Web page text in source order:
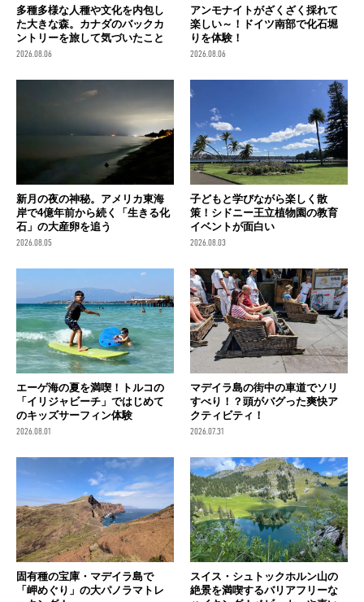
多種多様な人種や文化を内包し
た大きな森。カナダのバックカ
ントリーを旅して気づいたこと
2026.08.06
アンモナイトがざくざく採れて
楽しい～！ドイツ南部で化石堀
りを体験！
2026.08.06
新月の夜の神秘。アメリカ東海
岸で4億年前から続く「生きる化
石」の大産卵を追う
2026.08.05
子どもと学びながら楽しく散
策！シドニー王立植物園の教育
イベントが面白い
2026.08.03
エーゲ海の夏を満喫！トルコの
「イリジャビーチ」ではじめて
のキッズサーフィン体験
2026.08.01
マデイラ島の街中の車道でソリ
すべり！？頭がバグった爽快ア
クティビティ！
2026.07.31
固有種の宝庫・マデイラ島で
「岬めぐり」の大パノラマトレ
スイス・シュトックホルン山の
絶景を満喫するバリアフリーな